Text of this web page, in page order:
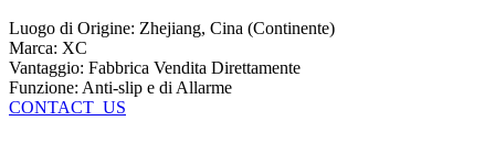
Luogo di Origine: Zhejiang, Cina (Continente)
Marca: XC
Vantaggio: Fabbrica Vendita Direttamente
Funzione: Anti-slip e di Allarme
CONTACT_US